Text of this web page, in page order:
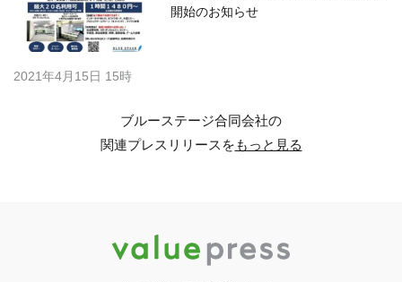
開始のお知らせ
2021年4月15日 15時
ブルーステージ合同会社の
関連プレスリリースをもっと見る